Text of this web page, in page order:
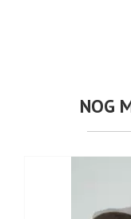
NOG